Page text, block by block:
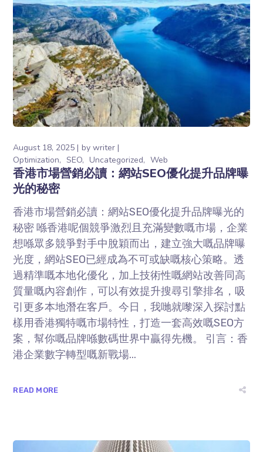
August 18, 2025 bywriter
Optimization
SEO Uncategorized Web
香港市場營銷必讀：網站SEO優化提升品牌曝
光的秘密
香港市場營銷必讀：網站SEO優化提升品牌曝光的
秘密 喺香港呢個競爭激烈且充滿變數嘅市場，企業
想喺眾多競爭對手中脫穎而出，建立強大嘅品牌曝
光度，網站SEO已經成為不可或缺嘅核心策略。透
過精準嘅本地化優化，加上技術性嘅網站改善同高
質量嘅內容創作，可以有效提升搜尋引擎排名，吸
引更多本地潛在客戶。今日，我哋就嚟深入探討點
樣用香港獨特嘅市場特性，打造一套高效嘅SEO方
案，幫你嘅品牌喺數碼世界中贏得先機。 引言：香
港企業數字轉型嘅新戰場...
READ MORE